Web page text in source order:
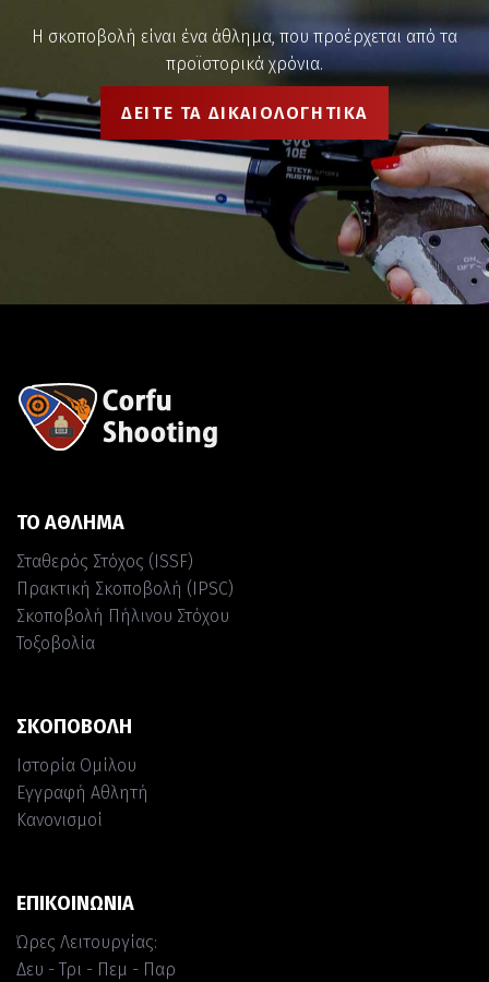
Η σκοποβολή είναι ένα άθλημα, που προέρχεται από τα
προϊστορικά χρόνια.
ΔΕΙΤΕ ΤΑ ΔΙΚΑΙΟΛΟΓΗΤΙΚΑ
ΤΟ ΑΘΛΗΜΑ
Σταθερός Στόχος (ISSF)
Πρακτική Σκοποβολή (IPSC)
Σκοποβολή Πήλινου Στόχου
Τοξοβολία
ΣΚΟΠΟΒΟΛΗ
Ιστορία Ομίλου
Εγγραφή Αθλητή
Κανονισμοί
ΕΠΙΚΟΙΝΩΝΙΑ
Ώρες Λειτουργίας:
Δευ - Τρι - Πεμ - Παρ